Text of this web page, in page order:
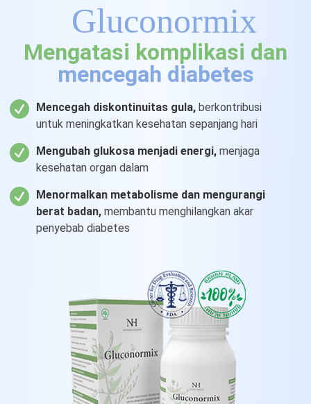
Gluconormix
Mengatasi komplikasi dan
mencegah diabetes
Mencegah diskontinuitas gula, berkontribusi
untuk meningkatkan kesehatan sepanjang hari
Mengubah glukosa menjadi energi, menjaga
kesehatan organ dalam
Menormalkan metabolisme dan mengurangi
berat badan, membantu menghilangkan akar
penyebab diabetes